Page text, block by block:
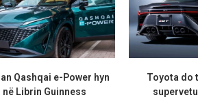
Qashqai e-Power hyn
në Librin Guinness
Toyota do